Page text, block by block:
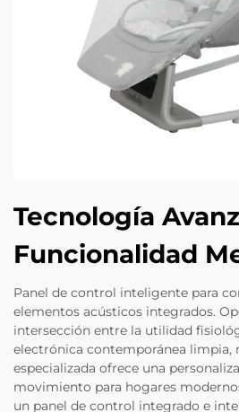
Tecnología
Funcionalidad
Panel de control inteligente para
elementos acústicos integrados.
intersección entre la utilidad
electrónica contemporánea limpia,
especializada ofrece una
movimiento para hogares
un panel de control integrado e